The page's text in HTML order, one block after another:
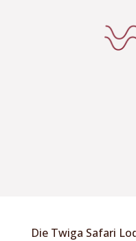
Die Twiga Safari